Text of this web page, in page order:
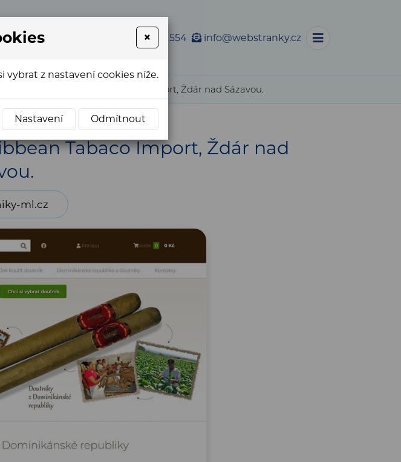
+420 733 763 554 info@webstranky.cz
firmy M&L Caribbean Tabaco Import, Ždár nad Sázavou.
Tabaco Import, Ždár nad
ml.cz
×
vybrat z nastavení cookies níže.
Nastavení Odmítnout